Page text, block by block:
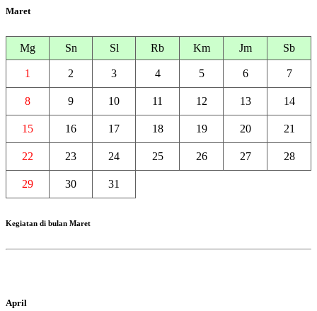
Maret
Mg Sn Sl Rb Km Jm Sb
1 2 3 4 5 6 7
8 9 10 11 12 13 14
15 16 17 18 19 20 21
22 23 24 25 26 27 28
29 30 31
Kegiatan di bulan Maret
April